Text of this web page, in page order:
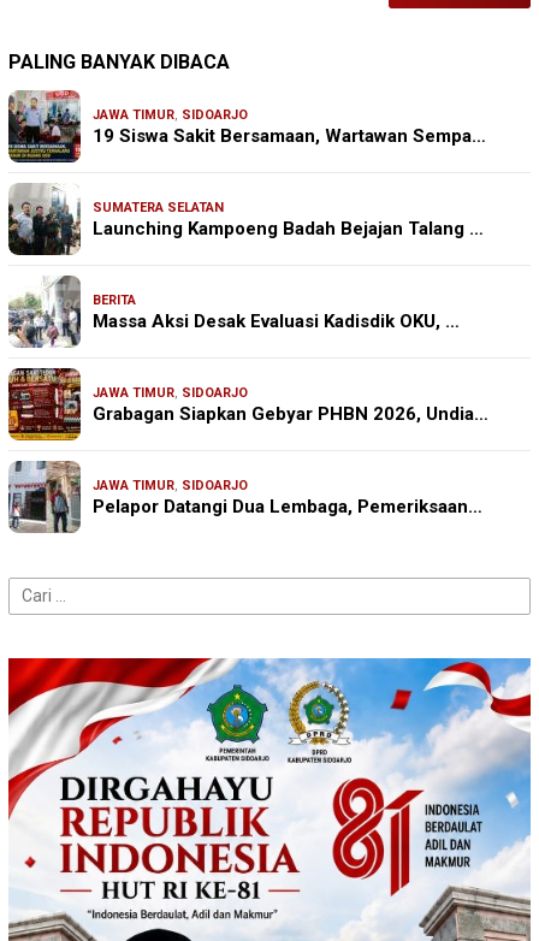
PALING BANYAK DIBACA
JAWA TIMUR, SIDOARJO
19 Siswa Sakit Bersamaan, Wartawan Sempa…
SUMATERA SELATAN
Launching Kampoeng Badah Bejajan Talang …
BERITA
Massa Aksi Desak Evaluasi Kadisdik OKU, …
JAWA TIMUR, SIDOARJO
Grabagan Siapkan Gebyar PHBN 2026, Undia…
JAWA TIMUR, SIDOARJO
Pelapor Datangi Dua Lembaga, Pemeriksaan…
Cari
untuk: